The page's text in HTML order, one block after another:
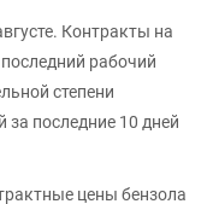
Контракты на
рабочий
степени
за последние 10 дней
цены бензола